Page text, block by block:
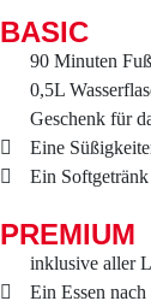
BASIC
90 Minuten
0,5L
Geschenk für
Eine
Ein
PREMIUM
inklusive aller
Ein Essen